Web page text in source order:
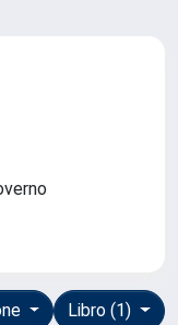
Libro (1)